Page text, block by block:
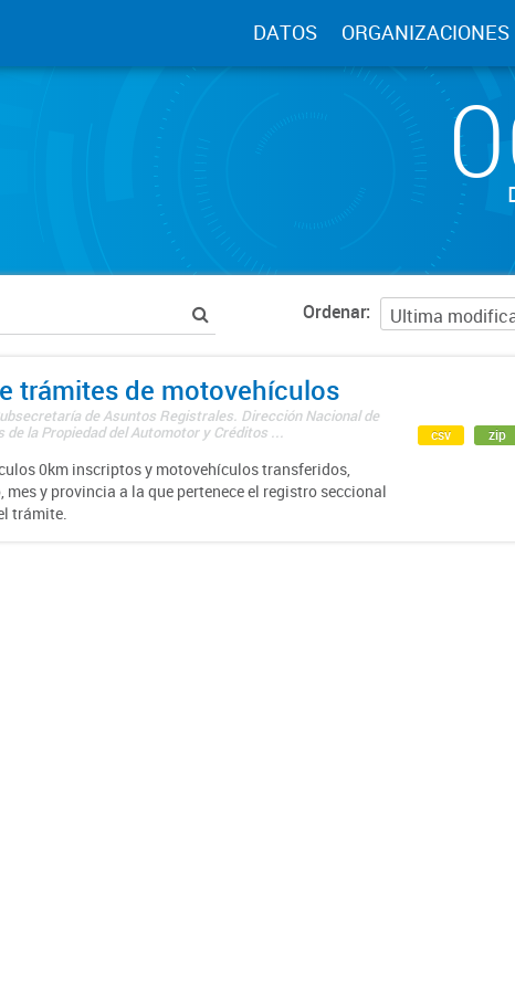
DATOS ORGANIZACIONES
Ordenar
trámites de motovehículos
de Asuntos Registrales. Dirección Nacional de
de la Propiedad del Automotor y Créditos ...
0km inscriptos y motovehículos transferidos,
y provincia a la que pertenece el registro seccional
trámite.
csv zip